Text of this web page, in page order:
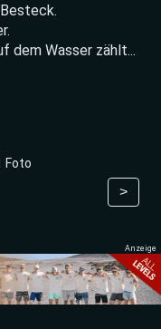
dem Wasser zählt...
Foto
>